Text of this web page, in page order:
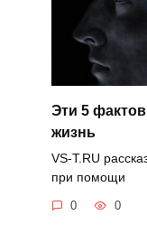
Эти 5
жизнь
VS-T.RU
при помощи
0 0